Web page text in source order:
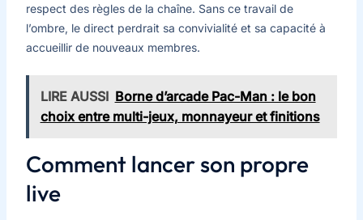
respect des règles de la chaîne. Sans ce travail de
l’ombre, le direct perdrait sa convivialité et sa capacité à
accueillir de nouveaux membres.
LIRE AUSSI Borne d’arcade Pac-Man : le bon
choix entre multi-jeux, monnayeur et finitions
Comment lancer son propre
live